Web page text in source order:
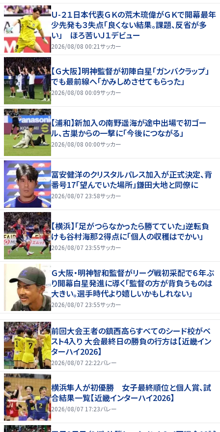
Ｕ-２１日本代表ＧＫの荒木琉偉がＧＫで開幕最年
少先発も３失点「良くない結果。課題、反省が多
い」 ほろ苦いＪ１デビュー
2026/08/08 00:21サッカー
【Ｇ大阪】明神監督が初陣白星「ガンバクラップ」
でも最前線へ「かみしめさせてもらった」
2026/08/08 00:09サッカー
【浦和】新加入の南野遥海が途中出場で初ゴー
ル、古巣からの一撃に「今後につながる」
2026/08/08 00:00サッカー
冨安健洋のクリスタルパレス加入が正式決定、背
番号17「望んでいた場所」鎌田大地と同僚に
2026/08/07 23:58サッカー
【横浜】「足がつらなかったら勝てていた」逆転負
けも谷村海那２得点に「個人の収穫はでかい」
2026/08/07 23:55サッカー
Ｇ大阪・明神智和監督がリーグ戦初采配で６年ぶ
り開幕白星発進に導く「監督の方が背負うものは
大きい。選手時代より嬉しいかもしれない」
2026/08/07 23:55サッカー
前回大会王者の鎮西高らすべてのシード校がベ
スト4入り 大会最終日の勝負の行方は【近畿イン
ターハイ2026】
2026/08/07 22:22バレー
横浜隼人が初優勝 女子最終順位と個人賞、試
合結果一覧【近畿インターハイ2026】
2026/08/07 17:23バレー